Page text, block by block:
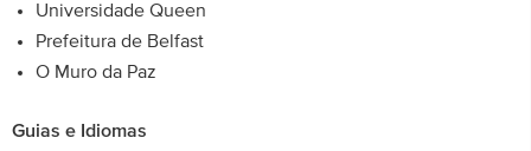
Universidade Queen
Prefeitura de Belfast
O Muro da Paz
Guias e Idiomas